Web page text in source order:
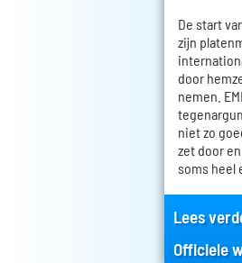
De start
zijn
door
nemen.
niet zo
zet door
soms heel
Lees
Officiele